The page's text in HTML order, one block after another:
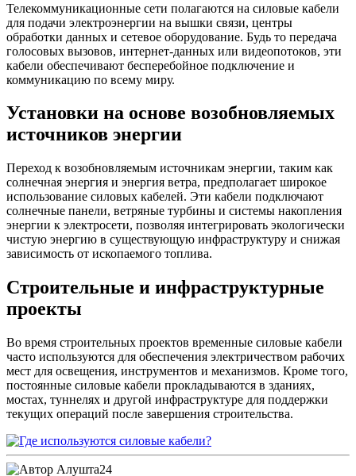
Телекоммуникационные сети полагаются на силовые кабели
для подачи электроэнергии на вышки связи, центры
обработки данных и сетевое оборудование. Будь то передача
голосовых вызовов, интернет-данных или видеопотоков, эти
кабели обеспечивают бесперебойное подключение и
коммуникацию по всему миру.
Установки на основе возобновляемых
источников энергии
Переход к возобновляемым источникам энергии, таким как
солнечная энергия и энергия ветра, предполагает широкое
использование силовых кабелей. Эти кабели подключают
солнечные панели, ветряные турбины и системы накопления
энергии к электросети, позволяя интегрировать экологически
чистую энергию в существующую инфраструктуру и снижая
зависимость от ископаемого топлива.
Строительные и инфраструктурные
проекты
Во время строительных проектов временные силовые кабели
часто используются для обеспечения электричеством рабочих
мест для освещения, инструментов и механизмов. Кроме того,
постоянные силовые кабели прокладываются в зданиях,
мостах, туннелях и другой инфраструктуре для поддержки
текущих операций после завершения строительства.